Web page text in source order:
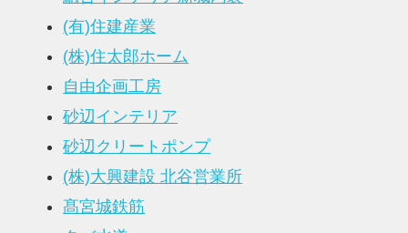
(有)住建産業
(株)住太郎ホーム
自由企画工房
砂辺インテリア
砂辺クリートポンプ
(株)大興建設 北谷営業所
髙宮城鉄筋